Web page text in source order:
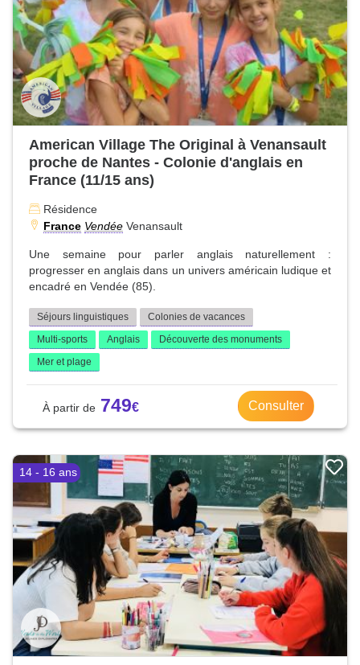
American Village The Original à Venansault
proche de Nantes - Colonie d'anglais en
France (11/15 ans)
Résidence
France Vendée Venansault
Une semaine pour parler anglais naturellement :
progresser en anglais dans un univers américain ludique et
encadré en Vendée (85).
Séjours linguistiques
Colonies de vacances
Multi-sports
Anglais
Découverte des monuments
Mer et plage
749 Consulter
14 - 16 ans